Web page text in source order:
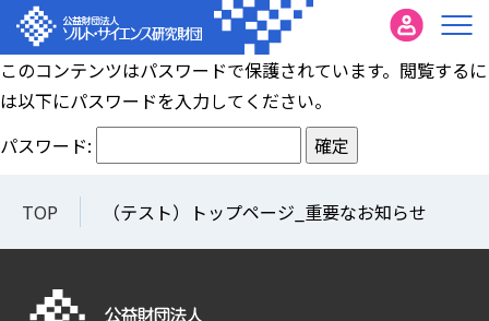
このコンテンツはパスワードで保護されています。閲覧するに
は以下にパスワードを入力してください。
パスワード:
TOP （テスト）トップページ_重要なお知らせ